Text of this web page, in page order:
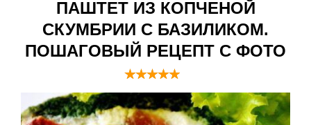
ПАШТЕТ ИЗ КОПЧЕНОЙ
СКУМБРИИ С БАЗИЛИКОМ.
ПОШАГОВЫЙ РЕЦЕПТ С ФОТО